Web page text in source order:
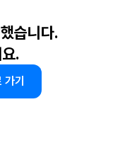
습니다.
.
기